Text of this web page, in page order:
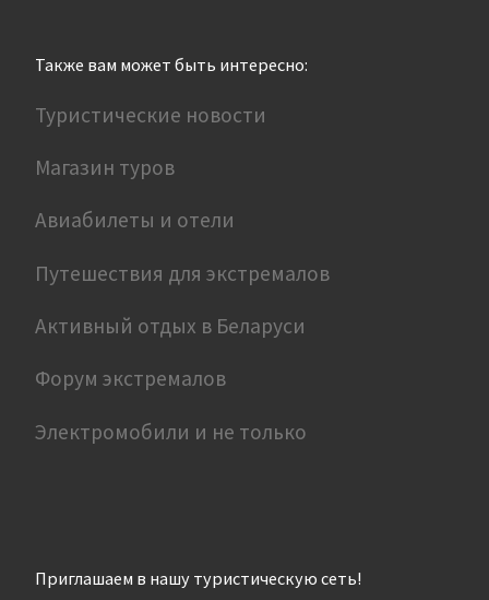
Также вам может быть интересно:
Туристические новости
Магазин туров
Авиабилеты и отели
Путешествия для экстремалов
Активный отдых в Беларуси
Форум экстремалов
Электромобили и не только
Приглашаем в нашу туристическую сеть!